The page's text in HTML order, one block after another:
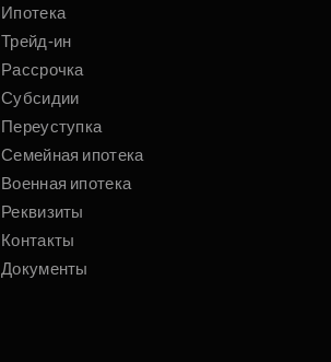
Ипотека
Трейд-ин
Рассрочка
Субсидии
Переуступка
Семейная ипотека
Военная ипотека
Реквизиты
Контакты
Документы